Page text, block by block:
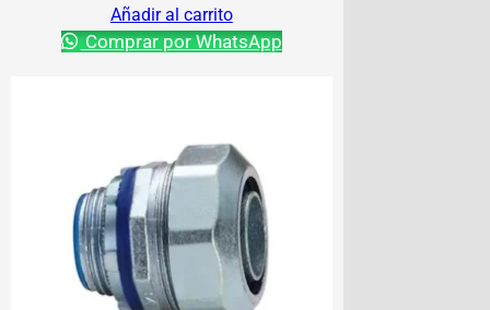
Añadir al carrito
Comprar por WhatsApp